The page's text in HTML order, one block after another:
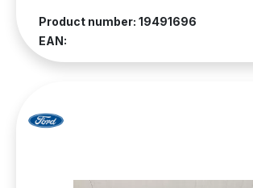
Product number: 19491696
EAN: